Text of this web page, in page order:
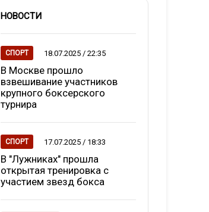
НОВОСТИ
СПОРТ 18.07.2025 / 22:35
В Москве прошло
взвешивание участников
крупного боксерского
турнира
СПОРТ 17.07.2025 / 18:33
В "Лужниках" прошла
открытая тренировка с
участием звезд бокса